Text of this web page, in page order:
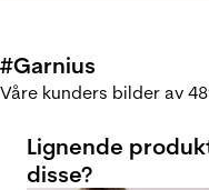
#Garnius
Våre kunders bilder av
Lignende
disse?